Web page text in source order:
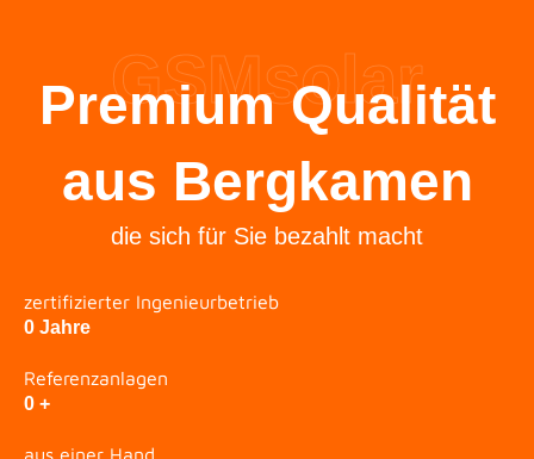
GSM­solar
Premium Qualität
aus Bergkamen
die sich für Sie bezahlt macht
zertifizierter Ingenieurbetrieb
0 Jahre
Referenzanlagen
0 +
aus einer Hand